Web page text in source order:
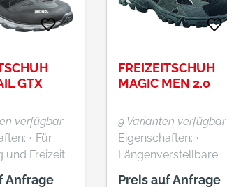
GTX
verfügbar
• Für
und Freizeit
Anfrage
FREIZEITSCHUH
MAGIC MEN 2.0
9 Varianten verfügbar
Eigenschaften: •
Längenverstellbare
Bügel
Preis auf Anfrage